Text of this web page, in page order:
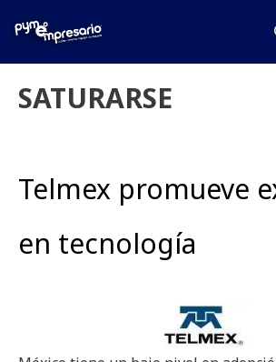
SATURARSE
Telmex promueve
en tecnología